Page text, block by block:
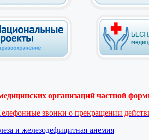
организаций частной
звонки о прекращении
и железодефицитная анемия